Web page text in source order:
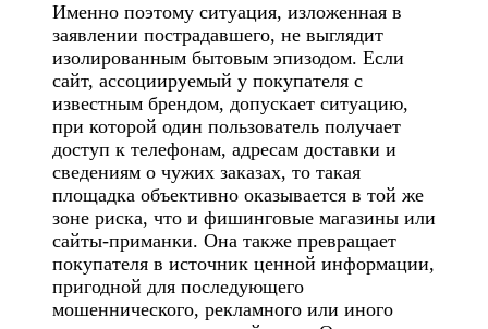
Именно поэтому ситуация, изложенная в
заявлении пострадавшего, не выглядит
изолированным бытовым эпизодом. Если
сайт, ассоциируемый у покупателя с
известным брендом, допускает ситуацию,
при которой один пользователь получает
доступ к телефонам, адресам доставки и
сведениям о чужих заказах, то такая
площадка объективно оказывается в той же
зоне риска, что и фишинговые магазины или
сайты-приманки. Она также превращает
покупателя в источник ценной информации,
пригодной для последующего
мошеннического, рекламного или иного